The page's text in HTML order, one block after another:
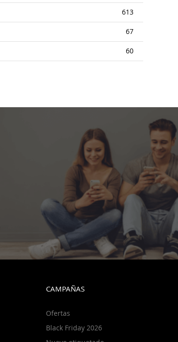
613
67
60
CAMPAÑAS
Ofertas
Black Friday 2026